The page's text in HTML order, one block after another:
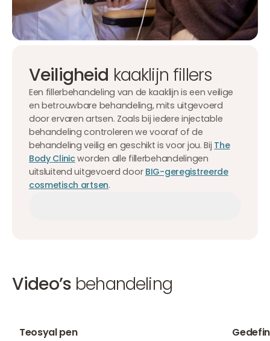
Veiligheid kaaklijn fillers
Een fillerbehandeling van de kaaklijn is een veilige
en betrouwbare behandeling, mits uitgevoerd
door ervaren artsen. Zoals bij iedere injectable
behandeling controleren we vooraf of de
behandeling veilig en geschikt is voor jou. Bij The
Body Clinicworden alle fillerbehandelingen
uitsluitend uitgevoerd door BIG-geregistreerde
cosmetisch artsen.
Video’s behandeling
Teosyal pen